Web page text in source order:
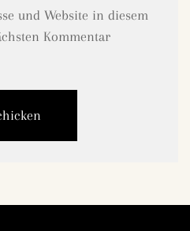
und Website in diesem
Kommentar